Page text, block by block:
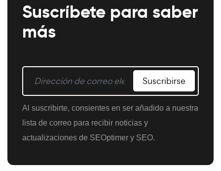
Suscríbete para saber
más
Suscribirse
Al suscribirte, consientes en ser añadido a nuestra
lista de correo para recibir noticias y
actualizaciones de SEOptimer y SEO.